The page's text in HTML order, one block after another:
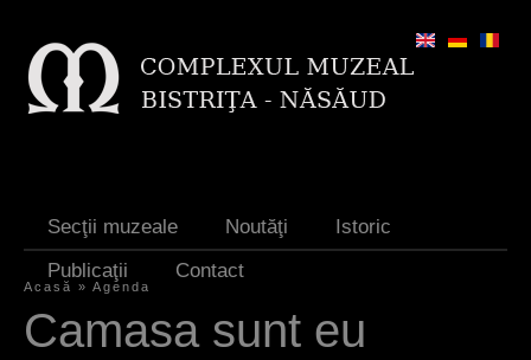
Secţii muzeale Noutăţi
Istoric
Publicaţii
Contact
E
Acasă » Agenda
Camasa sunt eu